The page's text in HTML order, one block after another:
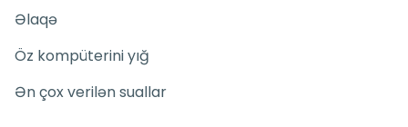
Əlaqə
Öz kompüterini yığ
Ən çox verilən suallar